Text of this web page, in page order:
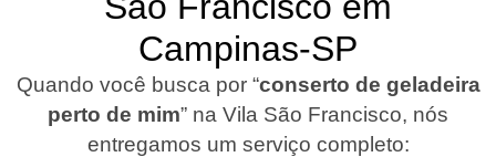
Campinas-SP
Quando você busca por “conserto de geladeira
perto de mim” na Vila São Francisco, nós
entregamos um serviço completo: